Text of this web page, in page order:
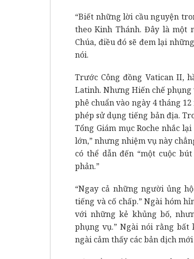
“Biết những lời cầu nguyện
theo Kinh Thánh. Đây là một
Chúa, điều đó sẽ đem lại
nói.
Trước Công đồng Vatican II,
Latinh. Nhưng Hiến chế
phê chuẩn vào ngày 4 tháng
phép sử dụng tiếng bản địa.
Tổng Giám mục Roche nhắc
lớn,” nhưng nhiệm vụ này
có thể dẫn đến “một cuộc
phản.”
“Ngay cả những người ủng
tiếng và cố chấp.” Ngài hóm
với những kẻ khủng bố,
phụng vụ.” Ngài nói rằng bất
ngài cảm thấy các bản dịch